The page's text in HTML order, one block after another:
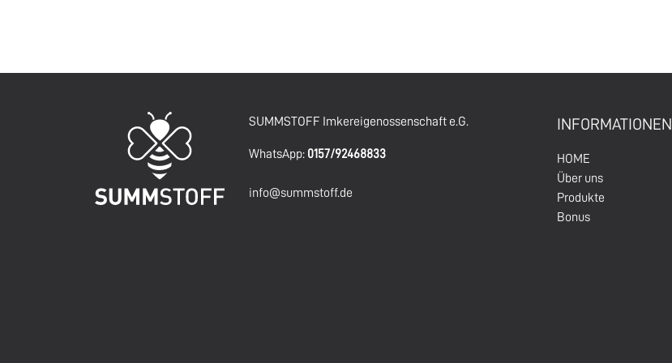
SUMMSTOFF Imkereigenossenschaft e.G.
WhatsApp: 0157/92468833
info@summstoff.de
INFORMATIONEN
HOM E
Über uns
Produkte
Bonus